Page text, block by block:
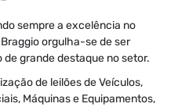
sempre a excelência no
orgulha-se de ser
grande destaque no setor.
de leilões de Veículos,
Máquinas e Equipamentos,